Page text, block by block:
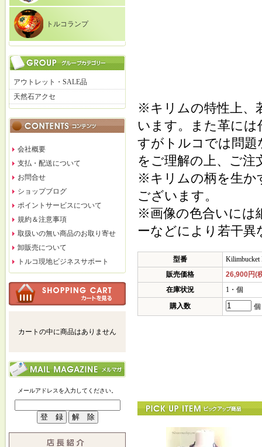
トルコランプ
アウトレット・SALE品
天然石アクセ
会社概要
支払・配送について
お問合せ
ショップブログ
ポイントサービスについて
規約＆注意事項
取扱いの無い商品のお取り寄せ
卸販売について
トルコ現地ビジネスサポート
カートの中に商品はありません
メールアドレスを入力してください。
※キリムの特性上、
います。また革に
すがトルコでは問
をご理解の上、ご
※キリムの柄を生か
ございます。
※画像の色合いには
ーなどにより若干
型番
Kilimbucket
販売価格
26,900円(
在庫状況
1・個
購入数
個